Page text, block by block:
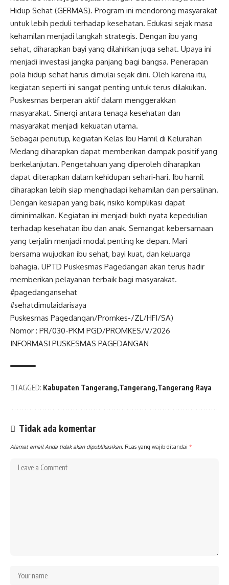
Hidup Sehat (GERMAS). Program ini mendorong masyarakat
untuk lebih peduli terhadap kesehatan. Edukasi sejak masa
kehamilan menjadi langkah strategis. Dengan ibu yang
sehat, diharapkan bayi yang dilahirkan juga sehat. Upaya ini
menjadi investasi jangka panjang bagi bangsa. Penerapan
pola hidup sehat harus dimulai sejak dini. Oleh karena itu,
kegiatan seperti ini sangat penting untuk terus dilakukan.
Puskesmas berperan aktif dalam menggerakkan
masyarakat. Sinergi antara tenaga kesehatan dan
masyarakat menjadi kekuatan utama.
Sebagai penutup, kegiatan Kelas Ibu Hamil di Kelurahan
Medang diharapkan dapat memberikan dampak positif yang
berkelanjutan. Pengetahuan yang diperoleh diharapkan
dapat diterapkan dalam kehidupan sehari-hari. Ibu hamil
diharapkan lebih siap menghadapi kehamilan dan persalinan.
Dengan kesiapan yang baik, risiko komplikasi dapat
diminimalkan. Kegiatan ini menjadi bukti nyata kepedulian
terhadap kesehatan ibu dan anak. Semangat kebersamaan
yang terjalin menjadi modal penting ke depan. Mari
bersama wujudkan ibu sehat, bayi kuat, dan keluarga
bahagia. UPTD Puskesmas Pagedangan akan terus hadir
memberikan pelayanan terbaik bagi masyarakat.
#pagedangansehat
#sehatdimulaidarisaya
Puskesmas Pagedangan/Promkes-/ZL/HFI/SA)
Nomor : PR/030-PKM PGD/PROMKES/V/2026
INFORMASI PUSKESMAS PAGEDANGAN
TAGGED: Kabupaten Tangerang Tangerang Tangerang Raya
Tidak ada komentar
Alamat email Anda tidak akan dipublikasikan. Ruas yang wajib ditandai *